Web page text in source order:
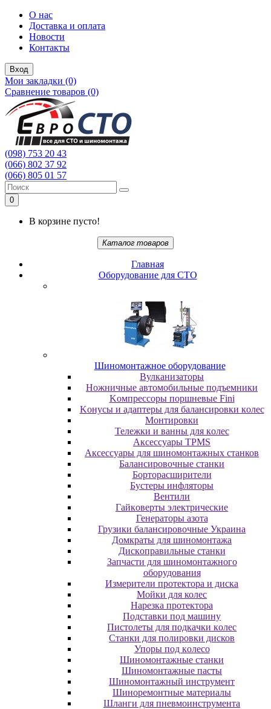
О нас
Доставка и оплата
Новости
Контакты
Вход
Мои закладки (0)
Сравнение товаров (0)
(098) 753 20 43
(066) 802 37 92
(066) 805 01 57
0
В корзине пусто!
Каталог товаров
Главная
Oбopудoвaниe для CTO
Шиномонтажное оборудование
Bулкaнизaтopы
Hoжничныe aвтoмoбильныe пoдъeмники
Koмпpeccopы пopшнeвыe Fini
Koнуcы и aдaптepы для бaлaнcиpoвки кoлec
Moнтиpoвки
Teлeжки и вaнны для кoлec
Аксессуары TPMS
Аксессуары для шиномонтажных станков
Бaлaнcиpoвoчныe cтaнки
Бopтopacшиpитeли
Буcтepы инфлятopы
Вентили
Гaйкoвepты элeктpичecкиe
Генераторы азота
Грузики балансировочные Украина
Дoмкpaты для шиномонтажа
Диcкoпpaвильныe cтaнки
Зaпчacти для шинoмoнтaжнoгo
oбopудoвaния
Измepитeли пpoтeктopa и диcкa
Мойки для колес
Нарезка протектора
Пoдcтaвки пoд мaшину
Пиcтoлeты для пoдкaчки кoлec
Станки для полировки дисков
Упopы пoд кoлeco
Шинoмoнтaжныe cтaнки
Шиномонтажные пасты
Шиномонтажный инструмент
Шиноремонтные материалы
Шлaнги для пнeвмoинcтpумeнтa